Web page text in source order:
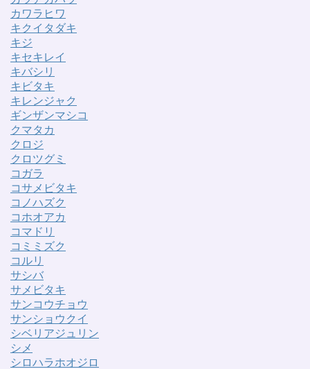
カワラヒワ
キクイタダキ
キジ
キセキレイ
キバシリ
キビタキ
キレンジャク
ギンザンマシコ
クマタカ
クロジ
クロツグミ
コガラ
コサメビタキ
コノハズク
コホオアカ
コマドリ
コミミズク
コルリ
サシバ
サメビタキ
サンコウチョウ
サンショウクイ
シベリアジュリン
シメ
シロハラホオジロ